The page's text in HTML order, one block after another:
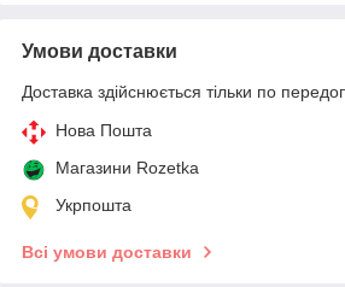
Умови доставки
Доставка здійснюється тільки по
Нова Пошта
Магазини Rozetka
Укрпошта
Всі умови доставки